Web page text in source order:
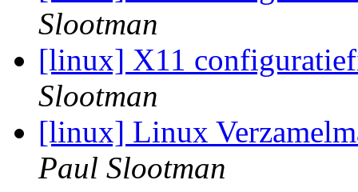
Slootman
[linux] X11
Slootman
[linux] Linux
Paul Slootman